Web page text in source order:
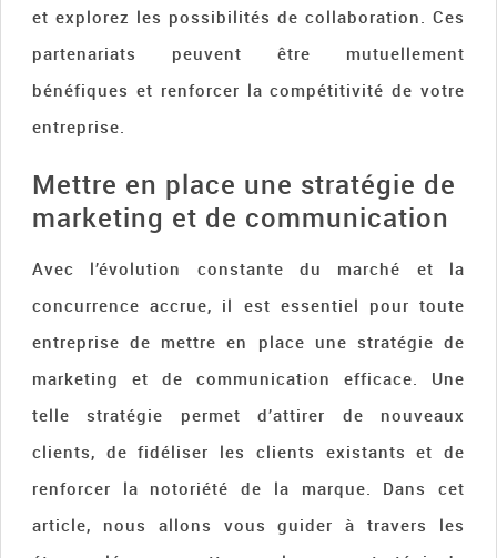
et explorez les possibilités de collaboration. Ces
partenariats peuvent être mutuellement
bénéfiques et renforcer la compétitivité de votre
entreprise.
Mettre en place une stratégie de
marketing et de communication
Avec l’évolution constante du marché et la
concurrence accrue, il est essentiel pour toute
entreprise de mettre en place une stratégie de
marketing et de communication efficace. Une
telle stratégie permet d’attirer de nouveaux
clients, de fidéliser les clients existants et de
renforcer la notoriété de la marque. Dans cet
article, nous allons vous guider à travers les